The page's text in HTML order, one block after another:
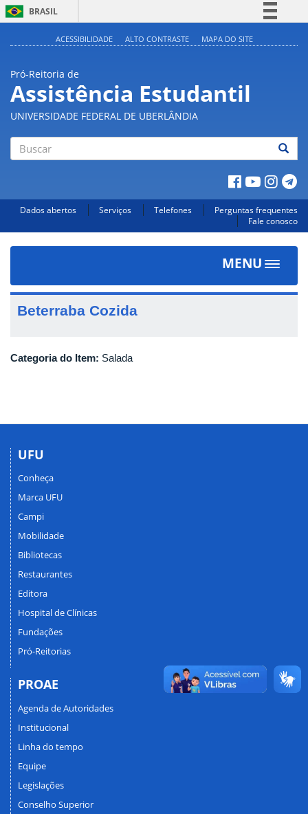
BRASIL
Acesso à informação
Legislação
Canais
ACESSIBILIDADE ALTO CONTRASTE MAPA DO SITE
Pró-Reitoria de
Assistência Estudantil
UNIVERSIDADE FEDERAL DE UBERLÂNDIA
Dados abertos Serviços Telefones
Perguntas frequentes
Fale conosco
MENU
Toggle
Beterraba Cozida
Categoria do Item: Salada
UFU
Conheça
Marca UFU
Campi
Mobilidade
Bibliotecas
Restaurantes
Editora
Hospital de Clínicas
Fundações
Pró-Reitorias
PROAE
Agenda de Autoridades
Institucional
Linha do tempo
Equipe
Legislações
Conselho Superior